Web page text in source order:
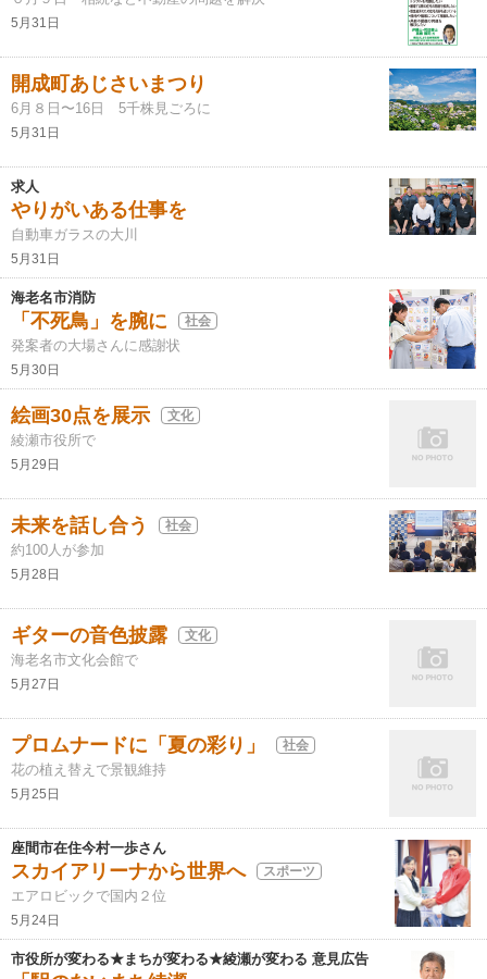
5月31日
開成町あじさいまつり
6月８日〜16日 5千株見ごろに
5月31日
求人
やりがいある仕事を
自動車ガラスの大川
5月31日
海老名市消防
「不死鳥」を腕に 社会
発案者の大場さんに感謝状
5月30日
絵画30点を展示 文化
綾瀬市役所で
5月29日
未来を話し合う 社会
約100人が参加
5月28日
ギターの音色披露 文化
海老名市文化会館で
5月27日
プロムナードに「夏の彩り」 社会
花の植え替えで景観維持
5月25日
座間市在住今村一歩さん
スカイアリーナから世界へ スポーツ
エアロビックで国内２位
5月24日
市役所が変わる★まちが変わる★綾瀬が変わる 意見広告